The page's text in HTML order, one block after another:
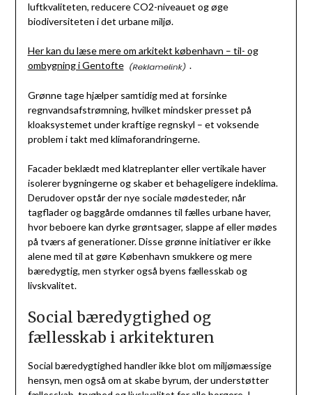
luftkvaliteten, reducere CO2-niveauet og øge
biodiversiteten i det urbane miljø.
Her kan du læse mere om arkitekt københavn – til- og
ombygning i Gentofte
.
Grønne tage hjælper samtidig med at forsinke
regnvandsafstrømning, hvilket mindsker presset på
kloaksystemet under kraftige regnskyl – et voksende
problem i takt med klimaforandringerne.
Facader beklædt med klatreplanter eller vertikale haver
isolerer bygningerne og skaber et behageligere indeklima.
Derudover opstår der nye sociale mødesteder, når
tagflader og baggårde omdannes til fælles urbane haver,
hvor beboere kan dyrke grøntsager, slappe af eller mødes
på tværs af generationer. Disse grønne initiativer er ikke
alene med til at gøre København smukkere og mere
bæredygtig, men styrker også byens fællesskab og
livskvalitet.
Social bæredygtighed og
fællesskab i arkitekturen
Social bæredygtighed handler ikke blot om miljømæssige
hensyn, men også om at skabe byrum, der understøtter